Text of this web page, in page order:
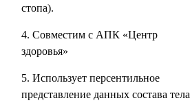
стопа).
4. Совместим с АПК «Центр
здоровья»
5. Использует персентильное
представление данных состава тела